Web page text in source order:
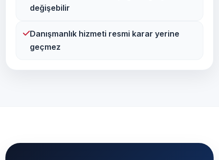
değişebilir
Danışmanlık hizmeti resmi karar yerine
geçmez